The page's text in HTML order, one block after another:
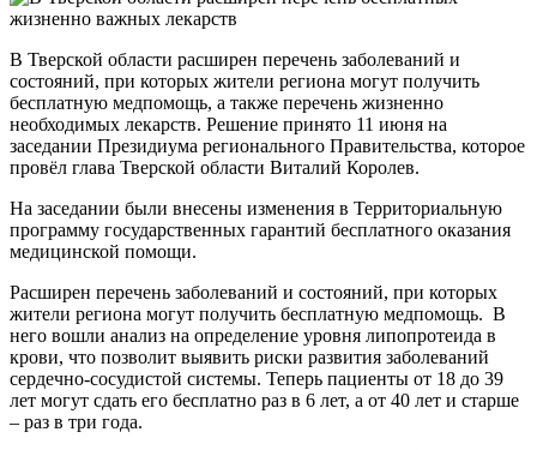
В Тверской области расширен перечень заболеваний и
состояний, при которых жители региона могут получить
бесплатную медпомощь, а также перечень жизненно
необходимых лекарств. Решение принято 11 июня на
заседании Президиума регионального Правительства, которое
провёл глава Тверской области Виталий Королев.
На заседании были внесены изменения в Территориальную
программу государственных гарантий бесплатного оказания
медицинской помощи.
Расширен перечень заболеваний и состояний, при которых
жители региона могут получить бесплатную медпомощь. В
него вошли анализ на определение уровня липопротеида в
крови, что позволит выявить риски развития заболеваний
сердечно-сосудистой системы. Теперь пациенты от 18 до 39
лет могут сдать его бесплатно раз в 6 лет, а от 40 лет и старше
– раз в три года.